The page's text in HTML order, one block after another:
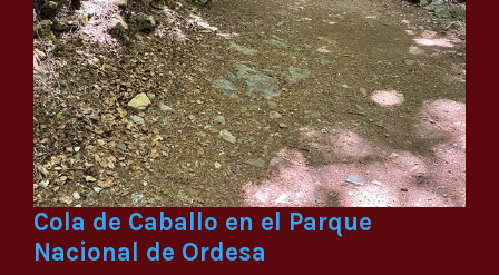
Cola de Caballo en el Parque
Nacional de Ordesa